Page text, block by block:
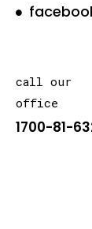
call our
office
1700-81-